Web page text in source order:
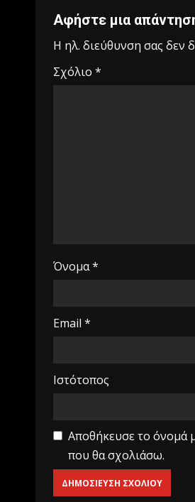
Αφήστε μια
Η ηλ. διεύθυνση σας δεν
Σχόλιο *
Όνομα*
Email *
Ιστότοπος
Αποθήκευσε το όνομά
που θα σχολιάσω.